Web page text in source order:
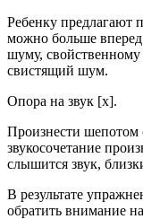
Ребенку предлагают
можно больше
шуму,
свистящий шум.
Опора на звук [х].
Произнести шепотом
звукосочетание
слышится звук,
В результате
обратить внимание